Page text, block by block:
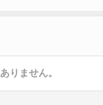
りません。